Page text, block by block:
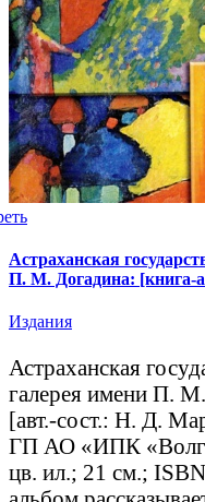
Астраханская
П. М. Догадина: [книга-
Издания
Астраханская
галерея имени П.
[авт.-сост.: Н. Д.
ГП АО «ИПК
цв. ил.; 21 см.;